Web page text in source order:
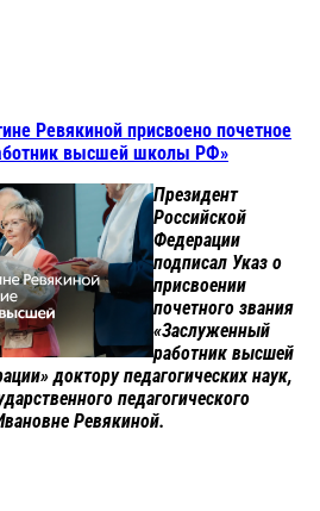
Ревякиной присвоено почетное
высшей школы РФ»
Президент
Российской
Федерации
подписал Указ о
присвоении
почетного звания
«Заслуженный
работник высшей
доктору педагогических наук,
педагогического
Ревякиной.